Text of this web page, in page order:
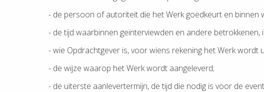
- de persoon of autoriteit die het Werk goedkeurt en binnen
- de tijd waarbinnen geïnterviewden en andere
- wie Opdrachtgever is, voor wiens rekening het Werk wordt
- de wijze waarop het Werk wordt aangeleverd;
- de uiterste aanlevertermijn, de tijd die nodig is voor de